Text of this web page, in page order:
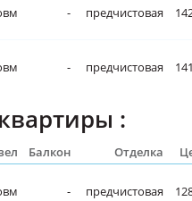
- предчистовая
- предчистовая
:
Балкон Отделка
- предчистовая